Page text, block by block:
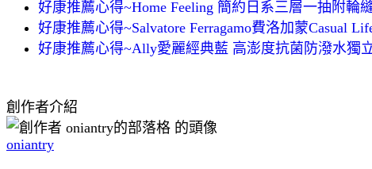
好康推薦心得~Home Feeling 簡約日系三層一抽附輪
好康推薦心得~Salvatore Ferragamo費洛加蒙Casual
好康推薦心得~Ally愛麗經典藍 高澎度抗菌防潑水獨
創作者介紹
oniantry